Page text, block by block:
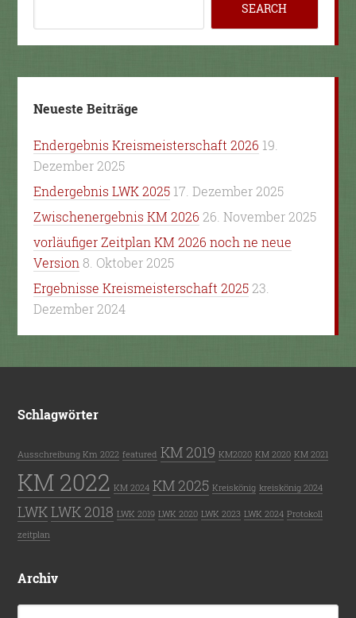
Neueste Beiträge
Endergebnis Kreismeisterschaft 2026 19.
Dezember 2025
Endergebnis LWK 2025 17. Dezember 2025
Zwischenergebnis KM 2026 26. November 2025
vorläufiger Zeitplan KM 2026 noch ne neue
Version 8. Oktober 2025
Ergebnisse Kreismeisterschaft 2025 23.
Dezember 2024
Schlagwörter
Ausschreibung Km 2022 featured KM 2019 KM2020 KM 2020 KM 2021
KM 2022 KM 2024 KM 2025 Kreiskönig kreiskönig 2024
LWKLWK 2018 LWK 2019 LWK 2020 LWK 2023 LWK 2024 Protokoll
zeitplan
Archiv